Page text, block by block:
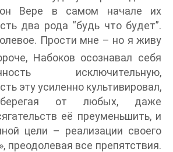
Вере в самом начале их
два рода “будь что будет”.
Прости мне – но я живу
Набоков осознавал себя
исключительную,
эту усиленно культивировал,
от любых, даже
её преуменьшить, и
цели – реализации своего
преодолевая все препятствия.